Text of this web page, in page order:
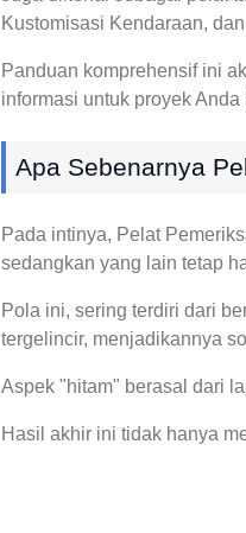
Kustomisasi Kendaraan,
Panduan komprehensif ini
informasi untuk proyek Anda
Apa Sebenarnya
Pada intinya, Pelat
sedangkan yang lain tetap
Pola ini, sering terdiri dari
tergelincir, menjadikannya
Aspek "hitam" berasal dari
Hasil akhir ini tidak hanya